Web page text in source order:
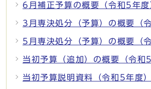
6月補正予算の概要（令和5年度
3月専決処分（予算）の概要（
5月専決処分（予算）の概要（
当初予算（追加）の概要（令和5
当初予算説明資料（令和5年度）